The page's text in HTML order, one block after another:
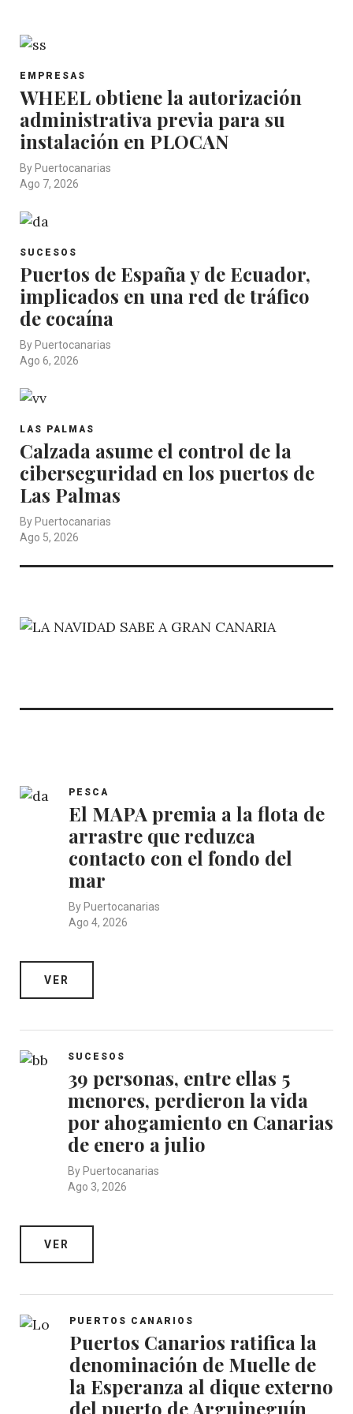
EMPRESAS
WHEEL obtiene la autorización
administrativa previa para su
instalación en PLOCAN
ByPuertocanarias
Ago 7, 2026
SUCESOS
Puertos de España y de Ecuador,
implicados en una red de tráfico
de cocaína
ByPuertocanarias
Ago 6, 2026
LAS PALMAS
Calzada asume el control de la
ciberseguridad en los puertos de
Las Palmas
ByPuertocanarias
Ago 5, 2026
PESCA
El MAPA premia a la flota de
arrastre que reduzca
contacto con el fondo del
mar
By Puertocanarias
Ago 4, 2026
VER
SUCESOS
39 personas, entre ellas 5
menores, perdieron la vida
por ahogamiento en Canarias
de enero a julio
By Puertocanarias
Ago 3, 2026
VER
PUERTOS CANARIOS
Puertos Canarios ratifica la
denominación de Muelle de
la Esperanza al dique externo
del puerto de Arguineguín